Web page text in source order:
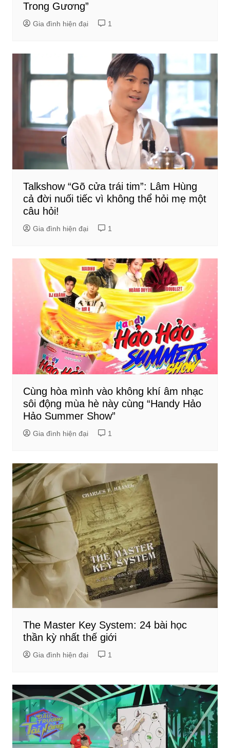
Trong Gương”
Gia đình hiện đại 1
Talkshow “Gõ cửa trái tim”: Lâm Hùng
cả đời nuối tiếc vì không thể hỏi mẹ một
câu hỏi!
Gia đình hiện đại 1
Cùng hòa mình vào không khí âm nhạc
sôi động mùa hè này cùng “Handy Hảo
Hảo Summer Show”
Gia đình hiện đại 1
The Master Key System: 24 bài học
thần kỳ nhất thế giới
Gia đình hiện đại 1